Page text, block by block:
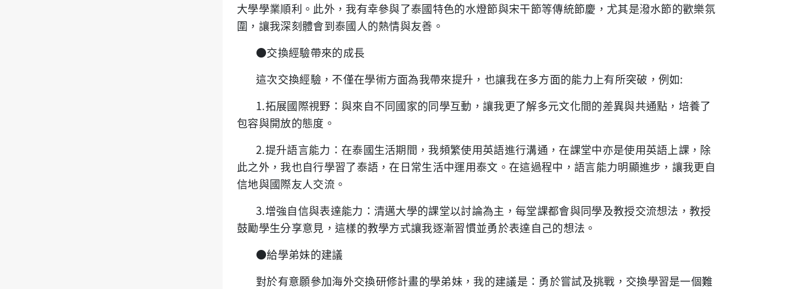
大學學業順利。此外，我有幸參與了泰國特色的水燈節與宋干節等傳統節慶，尤其是潑水節的歡樂氛
圍，讓我深刻體會到泰國人的熱情與友善。
●交換經驗帶來的成長
這次交換經驗，不僅在學術方面為我帶來提升，也讓我在多方面的能力上有所突破，例如:
1.拓展國際視野：與來自不同國家的同學互動，讓我更了解多元文化間的差異與共通點，培養了
包容與開放的態度。
2.提升語言能力：在泰國生活期間，我頻繁使用英語進行溝通，在課堂中亦是使用英語上課，除
此之外，我也自行學習了泰語，在日常生活中運用泰文。在這過程中，語言能力明顯進步，讓我更自
信地與國際友人交流。
3.增強自信與表達能力：清邁大學的課堂以討論為主，每堂課都會與同學及教授交流想法，教授
鼓勵學生分享意見，這樣的教學方式讓我逐漸習慣並勇於表達自己的想法。
●給學弟妹的建議
對於有意願參加海外交換研修計畫的學弟妹，我的建議是：勇於嘗試及挑戰，交換學習是一個難